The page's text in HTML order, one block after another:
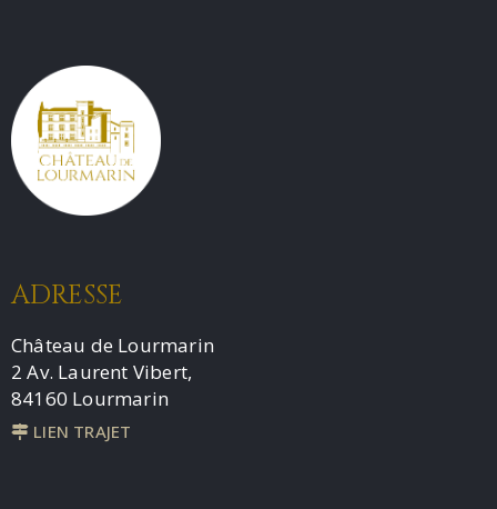
ADRESSE
Château de Lourmarin
2 Av. Laurent Vibert,
84160 Lourmarin
LIEN TRAJET